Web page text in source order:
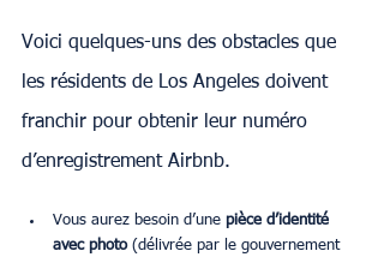
Voici quelques-uns des obstacles que
les résidents de Los Angeles doivent
franchir pour obtenir leur numéro
d’enregistrement Airbnb.
Vous aurez besoin d’une pièce d’identité
avec photo (délivrée par le gouvernement